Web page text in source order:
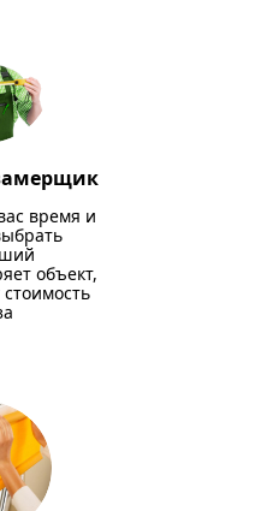
время и
объект,